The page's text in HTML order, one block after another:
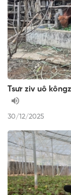
Tsưr ziv uô
30/12/2025